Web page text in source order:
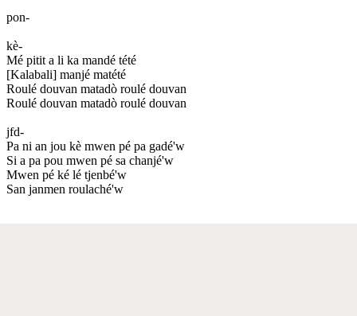
pon-
kè-
Mé pitit a li ka mandé tété
[Kalabali] manjé matété
Roulé douvan matadò roulé douvan
Roulé douvan matadò roulé douvan
jfd-
Pa ni an jou kè mwen pé pa gadé'w
Si a pa pou mwen pé sa chanjé'w
Mwen pé ké lé tjenbé'w
San janmen roulaché'w